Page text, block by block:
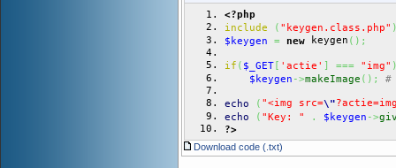
<?php
include
( "keygen.class.php"
$keygen
= new keygen ( ) ;
if ( $_GET [ 'actie' ] === "img"
$keygen ->makeImage ( ) ; #
echo ( "<img src=\"
echo
( "Key: " . $keygen ->
?>
Download code (.txt)